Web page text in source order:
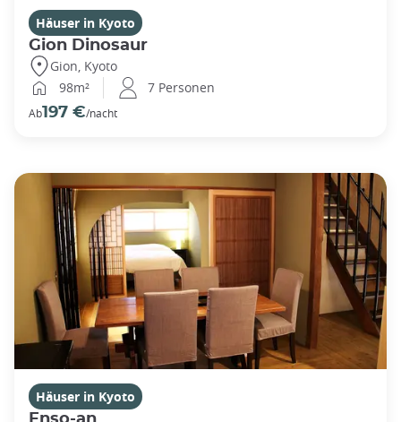
Häuser in Kyoto
Gion Dinosaur
Gion, Kyoto
98m²
7 Personen
Ab197 €/nacht
Häuser in Kyoto
Enso-an